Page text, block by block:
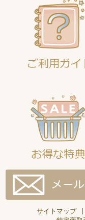
サイトマップ